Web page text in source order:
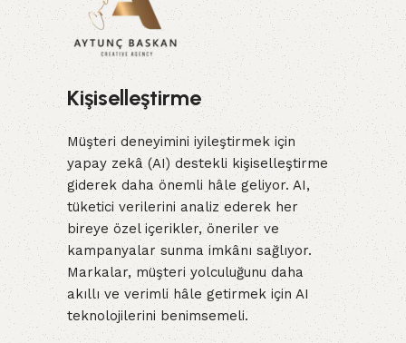
Kişiselleştirme
Müşteri deneyimini iyileştirmek için
yapay zekâ (AI) destekli kişiselleştirme
giderek daha önemli hâle geliyor. AI,
tüketici verilerini analiz ederek her
bireye özel içerikler, öneriler ve
kampanyalar sunma imkânı sağlıyor.
Markalar, müşteri yolculuğunu daha
akıllı ve verimli hâle getirmek için AI
teknolojilerini benimsemeli.